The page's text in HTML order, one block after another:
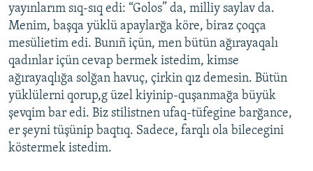
yayınlarım sıq-sıq edi: “Golos” da, milliy saylav da.
Menim, başqa yüklü apaylarğa köre, biraz çoqça
mesülietim edi. Bunıñ içün, men bütün ağırayaqalı
qadınlar içün cevap bermek istedim, kimse
ağırayaqlığa solğan havuç, çirkin qız demesin. Bütün
yüklülerni qorup,g üzel kiyinip-quşanmağa büyük
şevqim bar edi. Biz stilistnen ufaq-tüfegine barğance,
er şeyni tüşünip baqtıq. Sadece, farqlı ola bilecegini
köstermek istedim.